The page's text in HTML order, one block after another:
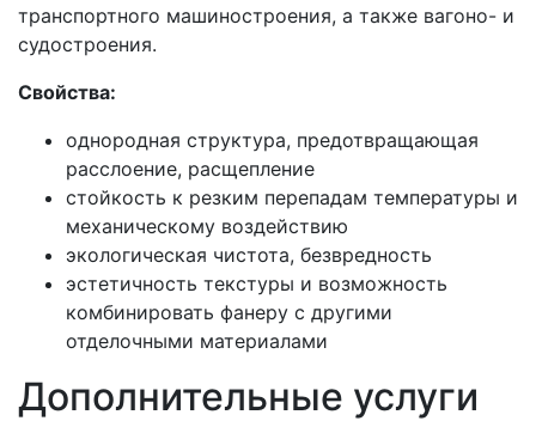
транспортного машиностроения, а также вагоно- и
судостроения.
Свойства:
однородная структура, предотвращающая
расслоение, расщепление
стойкость к резким перепадам температуры и
механическому воздействию
экологическая чистота, безвредность
эстетичность текстуры и возможность
комбинировать фанеру с другими
отделочными материалами
Дополнительные услуги